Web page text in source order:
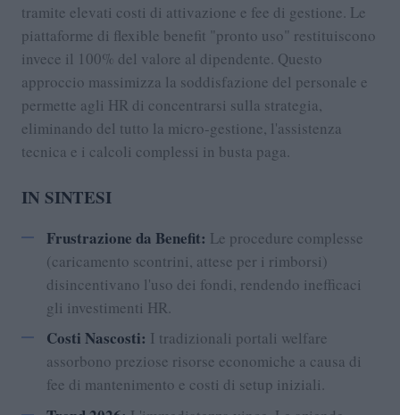
tramite elevati costi di attivazione e fee di gestione. Le
piattaforme di flexible benefit "pronto uso" restituiscono
invece il 100% del valore al dipendente. Questo
approccio massimizza la soddisfazione del personale e
permette agli HR di concentrarsi sulla strategia,
eliminando del tutto la micro-gestione, l'assistenza
tecnica e i calcoli complessi in busta paga.
IN SINTESI
Frustrazione da Benefit: Le procedure complesse
(caricamento scontrini, attese per i rimborsi)
disincentivano l'uso dei fondi, rendendo inefficaci
gli investimenti HR.
Costi Nascosti: I tradizionali portali welfare
assorbono preziose risorse economiche a causa di
fee di mantenimento e costi di setup iniziali.